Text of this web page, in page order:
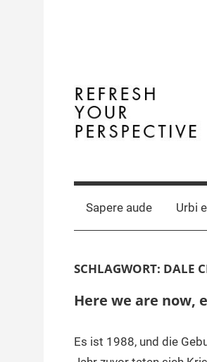
Terminal
Y
Digital
Business
Sapere aude Urbi
SCHLAGWORT: DALE
Here we are now,
Es ist 1988, und die